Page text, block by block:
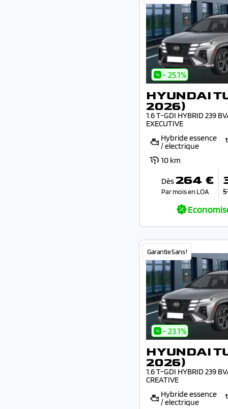
- 25.1%
HYUNDAI
2026)
1.6 T-GDI HYBRID 239
EXECUTIVE
Hybride essence
/ electrique
10 km
Dès 264 €
Par mois en LOA
Garantie 5 ans !
- 23.1%
HYUNDAI
2026)
1.6 T-GDI HYBRID 239
CREATIVE
Hybride essence
/ electrique